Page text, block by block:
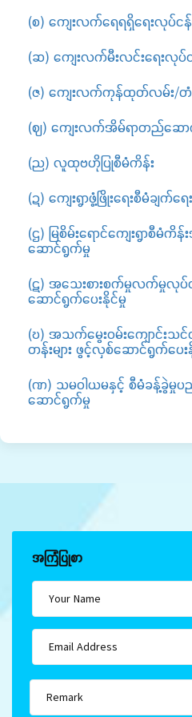
(စ) ကျေးလက်ရေရရှိရေးလုပ်ငန်
(ဆ) ကျေးလက်မီးလင်းရေးလုပ်
(ဇ) ကျေးလက်ကုန်ထုတ်လမ်း/တံ
(ဈ) ကျေးလက်အိမ်ရာတည်ဆော
(ည) လူထုဗဟိုပြုစီမံကိန်း
(ဍ) ကျေးရွာဖွံ့ဖြိုးရေးစီမံချက်ရ
(ဌ) မြစိမ်းရောင်ကျေးရွာစီမံ
ဆောင်ရွက်မှု
(ဋ) အသေးစားစက်မှုလက်မှုလုပ်င
ဆောင်ရွက်ပေးနိုင်မှု
(ဎ) အသက်မွေးဝမ်းကျောင်းသင်
တန်းများ ဖွင့်လှစ်ဆောင်ရွက်ပေး
(ဏ) သမဝါယမနှင့် စီမံခန့်ခွဲမှုပ
ဆောင်ရွက်မှု
အကြံပြုစာ